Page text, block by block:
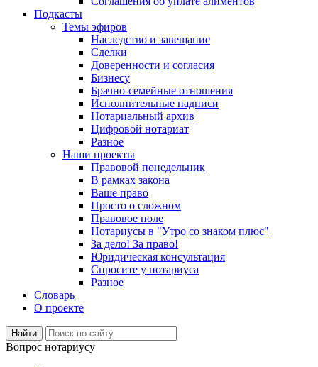
Подкасты
Темы эфиров
Наследство и завещание
Сделки
Доверенности и согласия
Бизнесу
Брачно-семейные отношения
Исполнительные надписи
Нотариальный архив
Цифровой нотариат
Разное
Наши проекты
Правовой понедельник
В рамках закона
Ваше право
Просто о сложном
Правовое поле
Нотариусы в "Утро со знаком плюс"
За дело! За право!
Юридическая консультация
Спросите у нотариуса
Разное
Словарь
О проекте
Вопрос нотариусу